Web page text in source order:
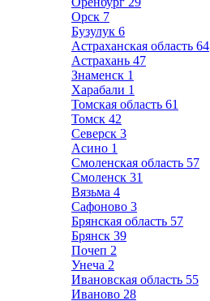
Орск 7
Бузулук 6
Астраханская область 64
Астрахань 47
Знаменск 1
Харабали 1
Томская область 61
Томск 42
Северск 3
Асино 1
Смоленская область 57
Смоленск 31
Вязьма 4
Сафоново 3
Брянская область 57
Брянск 39
Почеп 2
Унеча 2
Ивановская область 55
Иваново 28